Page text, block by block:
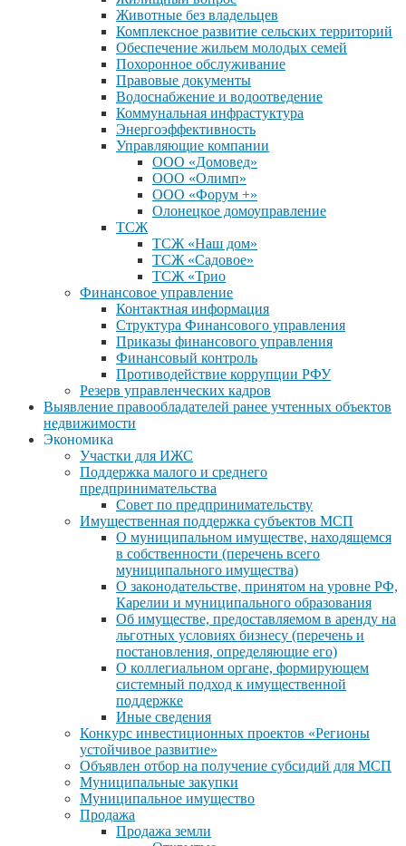
Животные без владельцев
Комплексное развитие сельских территорий
Обеспечение жильем молодых семей
Похоронное обслуживание
Правовые документы
Водоснабжение и водоотведение
Коммунальная инфрастуктура
Энергоэффективность
Управляющие компании
ООО «Домовед»
ООО «Олимп»
ООО «Форум +»
Олонецкое домоуправление
ТСЖ
ТСЖ «Наш дом»
ТСЖ «Садовое»
ТСЖ «Трио
Финансовое управление
Контактная информация
Структура Финансового управления
Приказы финансового управления
Финансовый контроль
Противодействие коррупции РФУ
Резерв управленческих кадров
Выявление правообладателей ранее учтенных объектов
недвижимости
Экономика
Участки для ИЖС
Поддержка малого и среднего
предпринимательства
Совет по предпринимательству
Имущественная поддержка субъектов МСП
О муниципальном имуществе, находящемся
в собственности (перечень всего
муниципального имущества)
О законодательстве, принятом на уровне РФ,
Карелии и муниципального образования
Об имуществе, предоставляемом в аренду на
льготных условиях бизнесу (перечень и
постановления, определяющие его)
О коллегиальном органе, формирующем
системный подход к имущественной
поддержке
Иные сведения
Конкурс инвестиционных проектов «Регионы
устойчивое развитие»
Объявлен отбор на получение субсидий для МСП
Муниципальные закупки
Муниципальное имущество
Продажа
Продажа земли